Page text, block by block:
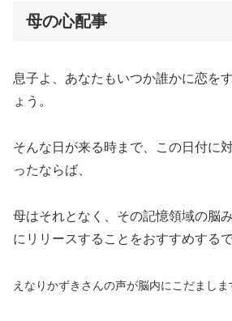
母の心配事
息子よ、あなたもいつか誰かに恋を
ょう。
そんな日が来る時まで、この日付に
ったならば、
母はそれとなく、その記憶領域の脳
にリリースすることをおすすめするで
えなりかずきさんの声が脳内にこだましま